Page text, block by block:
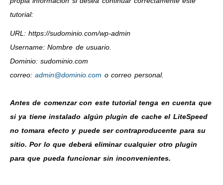
tutorial:
URL: https://sudominio.com/wp-admin
Username: Nombre de usuario.
Dominio: sudominio.com
correo:admin@dominio.com o correo personal.
Antes de comenzar con este tutorial tenga en cuenta que
si ya tiene instalado algún plugin de cache el LiteSpeed
no tomara efecto y puede ser contraproducente para su
sitio. Por lo que deberá eliminar cualquier otro plugin
para que pueda funcionar sin inconvenientes.